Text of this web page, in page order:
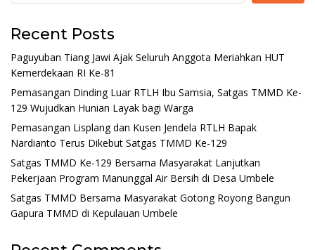
Recent Posts
Paguyuban Tiang Jawi Ajak Seluruh Anggota Meriahkan HUT
Kemerdekaan RI Ke-81
Pemasangan Dinding Luar RTLH Ibu Samsia, Satgas TMMD Ke-
129 Wujudkan Hunian Layak bagi Warga
Pemasangan Lisplang dan Kusen Jendela RTLH Bapak
Nardianto Terus Dikebut Satgas TMMD Ke-129
Satgas TMMD Ke-129 Bersama Masyarakat Lanjutkan
Pekerjaan Program Manunggal Air Bersih di Desa Umbele
Satgas TMMD Bersama Masyarakat Gotong Royong Bangun
Gapura TMMD di Kepulauan Umbele